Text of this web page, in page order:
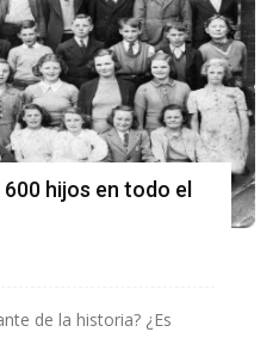
hijos en todo el
de la historia? ¿Es